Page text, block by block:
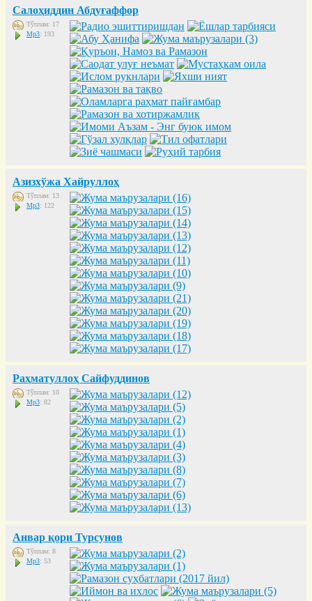
Салоҳиддин Абдуғаффор
Тўплам: 17
Mp3: 193
Азизхўжа Хайруллоҳ
Тўплам: 13
Mp3: 122
Раҳматуллоҳ Сайфуддинов
Тўплам: 10
Mp3: 82
Анвар қори Турсунов
Тўплам: 8
Mp3: 53